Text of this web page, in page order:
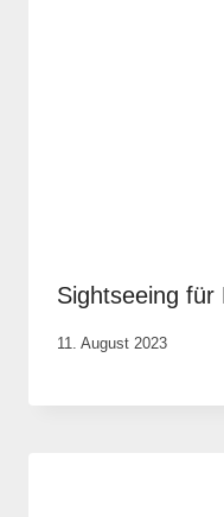
Sightseeing
Von
Justh
11. August 2023